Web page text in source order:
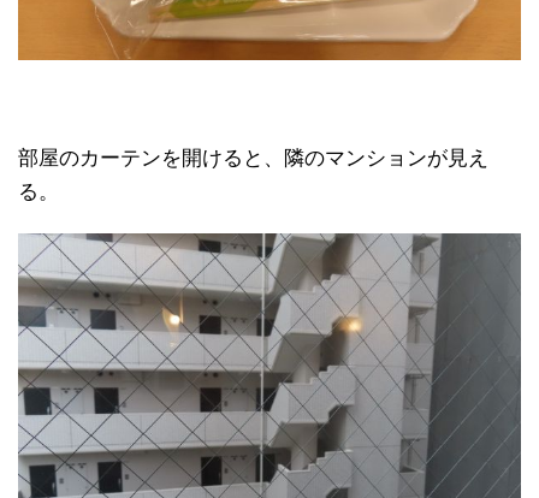
部屋のカーテンを開けると、隣のマンションが見え
る。